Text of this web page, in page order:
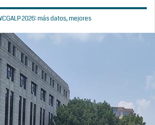
2026: más datos, mejores